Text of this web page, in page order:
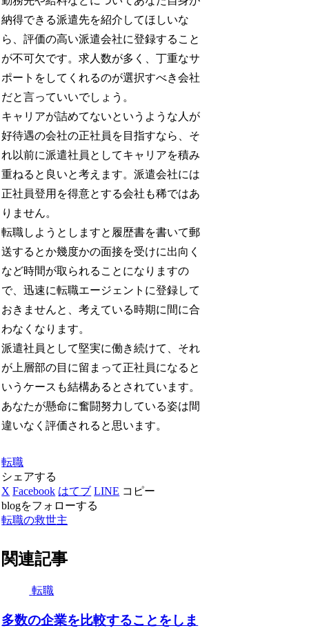
納得できる派遣先を紹介してほしいな
ら、評価の高い派遣会社に登録すること
が不可欠です。求人数が多く、丁重なサ
ポートをしてくれるのが選択すべき会社
だと言っていいでしょう。
キャリアが詰めてないというような人が
好待遇の会社の正社員を目指すなら、そ
れ以前に派遣社員としてキャリアを積み
重ねると良いと考えます。派遣会社には
正社員登用を得意とする会社も稀ではあ
りません。
転職しようとしますと履歴書を書いて郵
送するとか幾度かの面接を受けに出向く
など時間が取られることになりますの
で、迅速に転職エージェントに登録して
おきませんと、考えている時期に間に合
わなくなります。
派遣社員として堅実に働き続けて、それ
が上層部の目に留まって正社員になると
いうケースも結構あるとされています。
あなたが懸命に奮闘努力している姿は間
違いなく評価されると思います。
転職
シェアする
X Facebook はてブ LINE コピー
blogをフォローする
転職の救世主
関連記事
転職
多数の企業を比較することをしま